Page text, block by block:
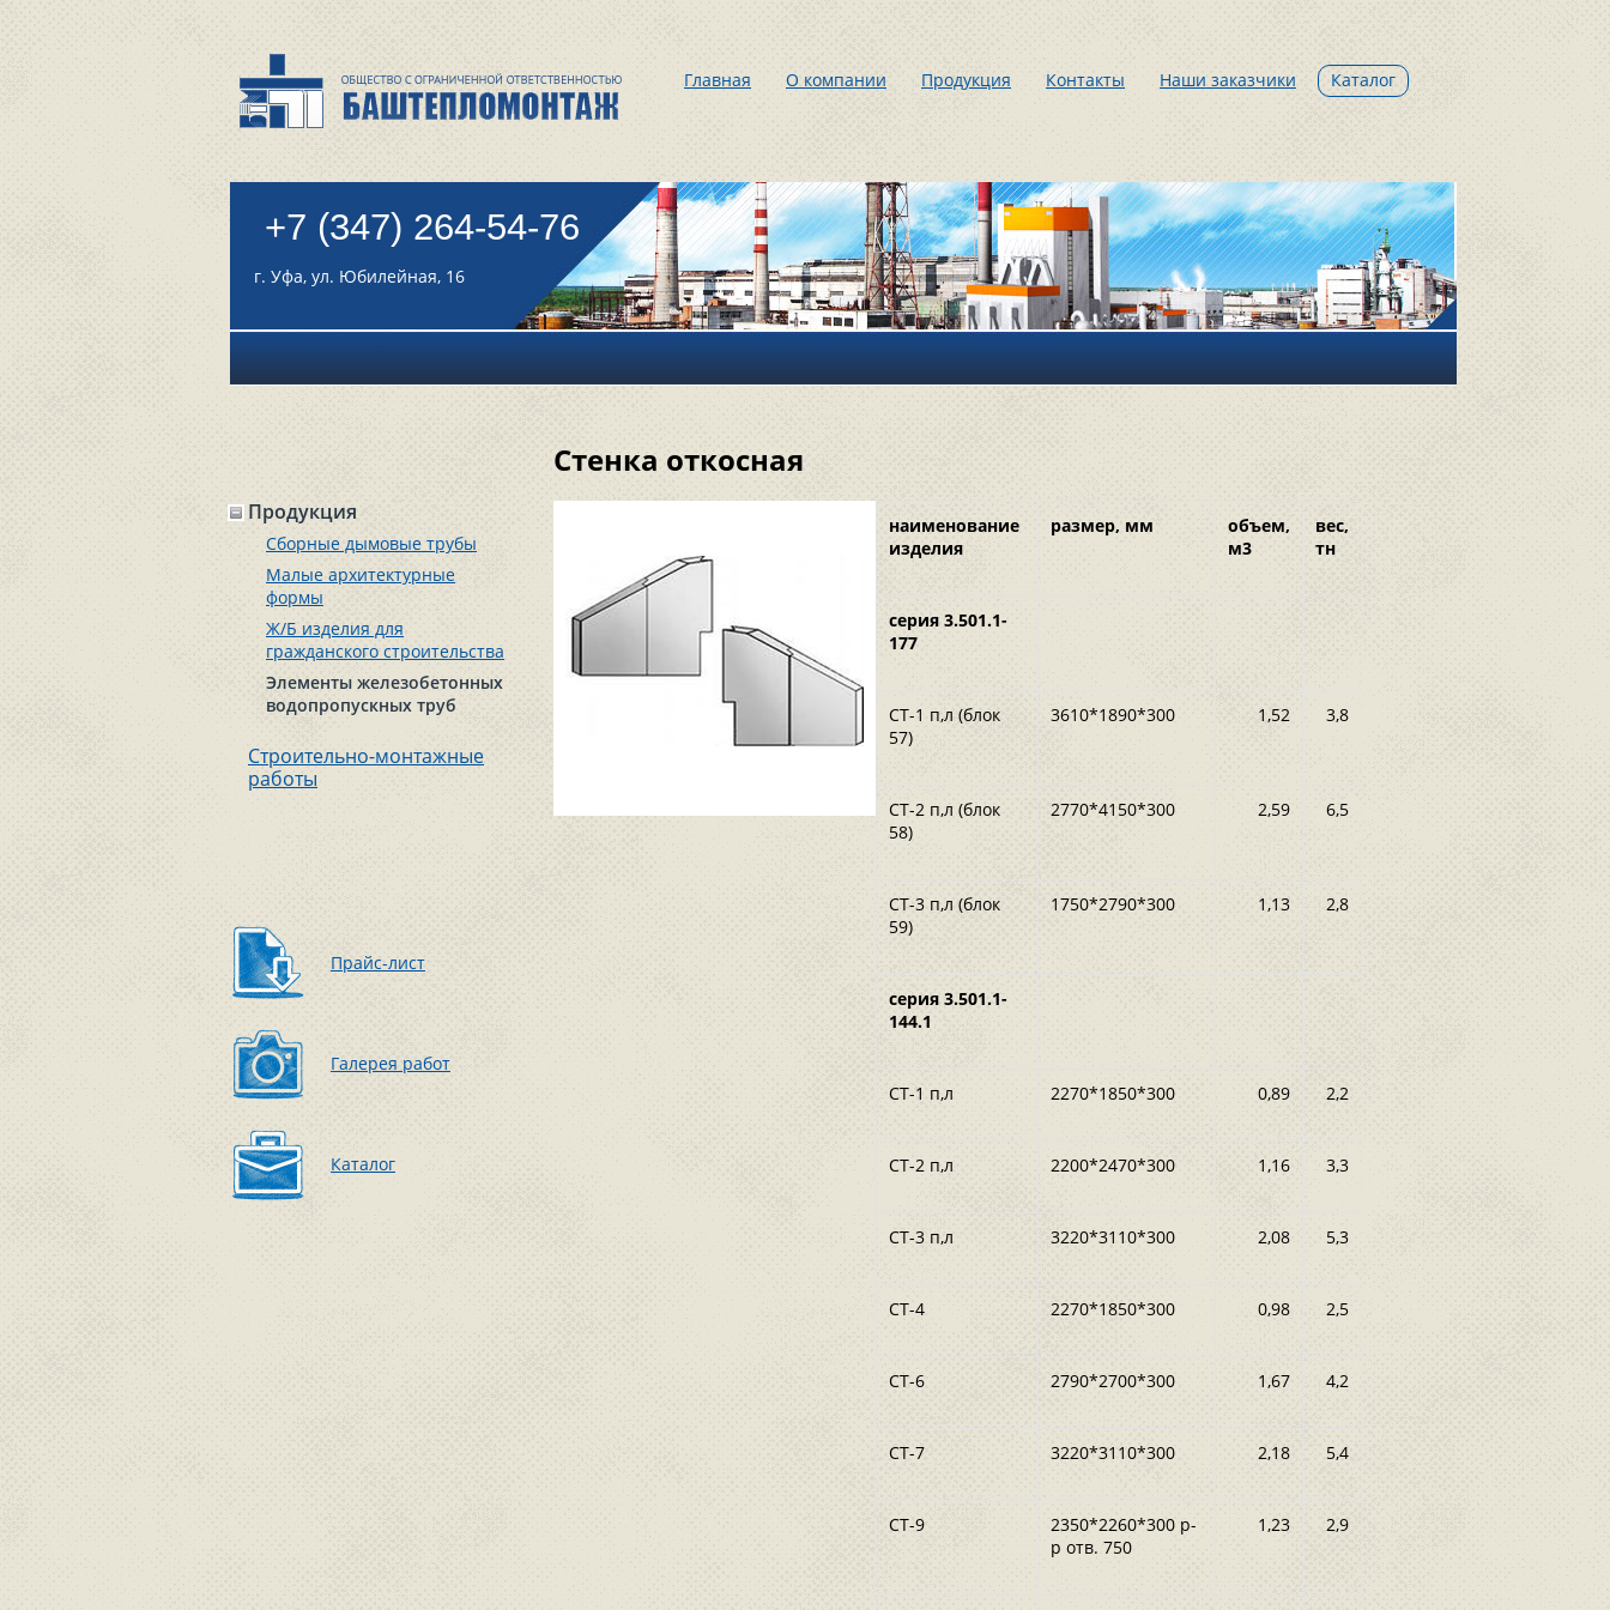
Главная О компании Продукция Контакты Наши заказчики Каталог
+7 (347) 264-54-76
г. Уфа, ул. Юбилейная, 16
Продукция
Сборные дымовые трубы
Малые архитектурные
формы
Ж/Б изделия для
гражданского строительства
Элементы железобетонных
водопропускных труб
Строительно-монтажные
работы
Прайс-лист
Галерея работ
Каталог
Стенка откосная
наименование
изделия
размер, мм
объем,
м3
вес,
тн
серия 3.501.1-
177
СТ-1 п,л (блок
57)
3610*1890*300 1,52 3,8
СТ-2 п,л (блок
58)
2770*4150*300 2,59 6,5
СТ-3 п,л (блок
59)
1750*2790*300 1,13 2,8
серия 3.501.1-
144.1
СТ-1 п,л 2270*1850*300 0,89 2,2
СТ-2 п,л 2200*2470*300 1,16 3,3
СТ-3 п,л 3220*3110*300 2,08 5,3
СТ-4 2270*1850*300 0,98 2,5
СТ-6 2790*2700*300 1,67 4,2
СТ-7 3220*3110*300 2,18 5,4
СТ-9
2350*2260*300 р-
р отв. 750
1,23 2,9